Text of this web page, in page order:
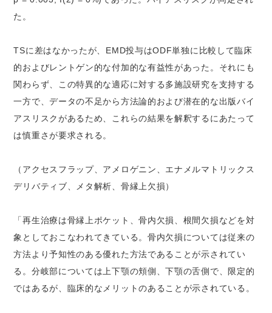
た。
TSに差はなかったが、EMD投与はODF単独に比較して臨床
的およびレントゲン的な付加的な有益性があった。それにも
関わらず、この特異的な適応に対する多施設研究を支持する
一方で、データの不足から方法論的および潜在的な出版バイ
アスリスクがあるため、これらの結果を解釈するにあたって
は慎重さが要求される。
（アクセスフラップ、アメロゲニン、エナメルマトリックス
デリバティブ、メタ解析、骨縁上欠損）
「再生治療は骨縁上ポケット、骨内欠損、根間欠損などを対
象としておこなわれてきている。骨内欠損については従来の
方法より予知性のある優れた方法であることが示されてい
る。分岐部については上下顎の頬側、下顎の舌側で、限定的
ではあるが、臨床的なメリットのあることが示されている。